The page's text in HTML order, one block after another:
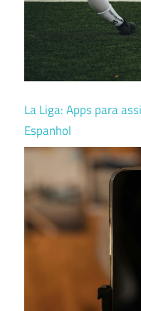
La Liga: Apps para
Espanhol